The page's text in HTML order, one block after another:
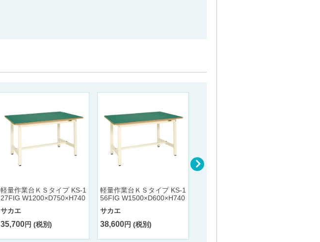
軽量作業台ＫＳタイプ KS-1
27FIG W1200×D750×H740
サカエ
35,700円 (税別)
軽量作業台ＫＳタイプ KS-1
56FIG W1500×D600×H740
サカエ
38,600円 (税別)